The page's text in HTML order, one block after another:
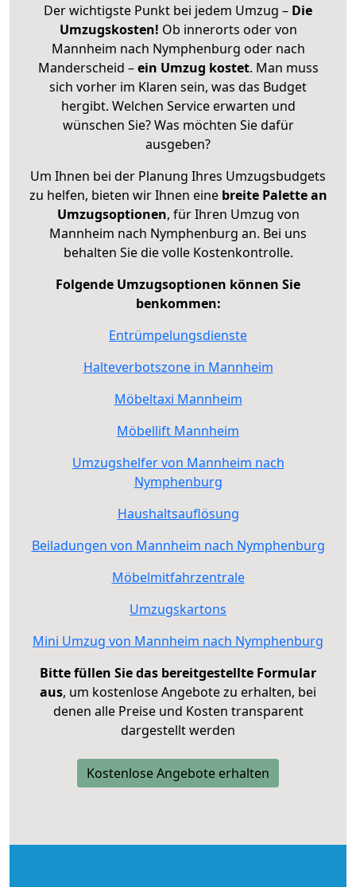
Der wichtigste Punkt bei jedem Umzug – Die
Umzugskosten! Ob innerorts oder von
Mannheim nach Nymphenburg oder nach
Manderscheid –ein Umzug kostet. Man muss
sich vorher im Klaren sein, was das Budget
hergibt. Welchen Service erwarten und
wünschen Sie? Was möchten Sie dafür
ausgeben?
Um Ihnen bei der Planung Ihres Umzugsbudgets
zu helfen, bieten wir Ihnen eine breite Palette an
Umzugsoptionen, für Ihren Umzug von
Mannheim nach Nymphenburg an. Bei uns
behalten Sie die volle Kostenkontrolle.
Folgende Umzugsoptionen können Sie
benkommen:
Entrümpelungsdienste
Halteverbotszone in Mannheim
Möbeltaxi Mannheim
Möbellift Mannheim
Umzugshelfer von Mannheim nach
Nymphenburg
Haushaltsauflösung
Beiladungen von Mannheim nach Nymphenburg
Möbelmitfahrzentrale
Umzugskartons
Mini Umzug von Mannheim nach Nymphenburg
Bitte füllen Sie das bereitgestellte Formular
aus, um kostenlose Angebote zu erhalten, bei
denen alle Preise und Kosten transparent
dargestellt werden
Kostenlose Angebote erhalten